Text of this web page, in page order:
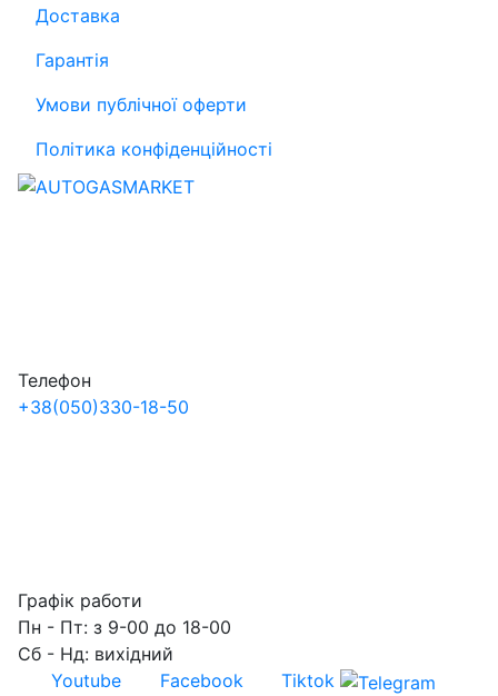
Доставка
Гарантія
Умови публічної оферти
Політика конфіденційності
Телефон
+38(050)330-18-50
Графік работи
Пн - Пт: з 9-00 до 18-00
Сб - Нд: вихідний
Youtube
Facebook Tiktok